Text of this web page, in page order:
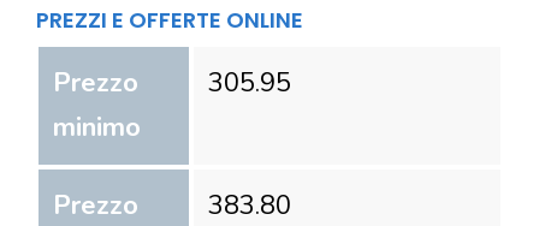
PREZZI E OFFERTE ONLINE
Prezzo
minimo
305.95
Prezzo
383.80